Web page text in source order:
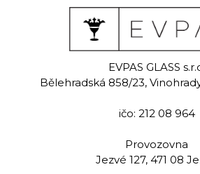
EVPAS GLASS
Bělehradská 858/23,
ičo: 212 08 964
Provozovna
Jezvé 127, 471 08